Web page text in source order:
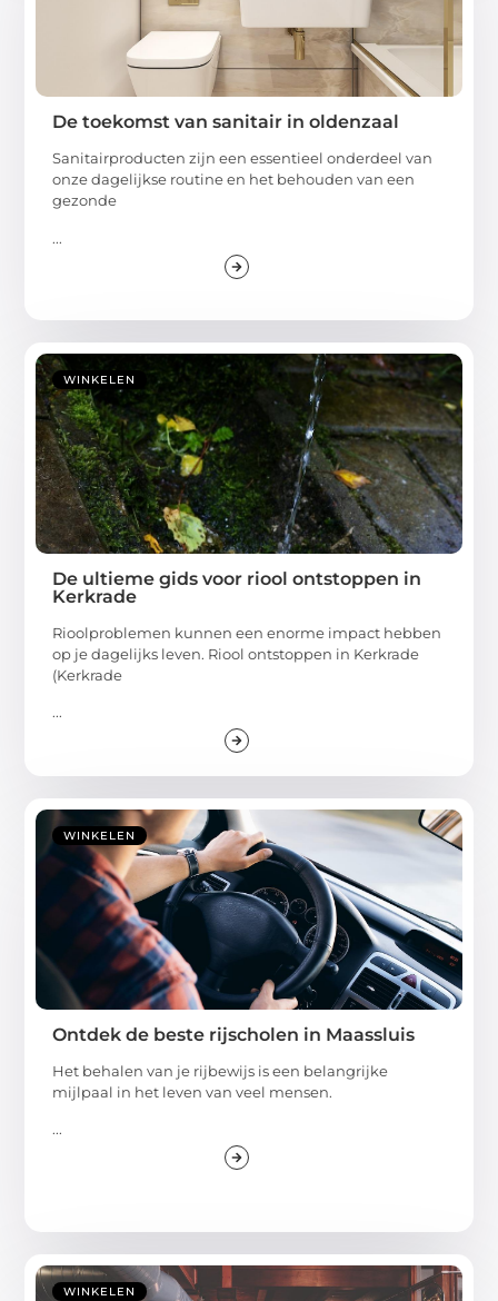
De toekomst van sanitair in oldenzaal
Sanitairproducten zijn een essentieel onderdeel van
onze dagelijkse routine en het behouden van een
gezonde
...
WINKELEN
De ultieme gids voor riool ontstoppen in
Kerkrade
Rioolproblemen kunnen een enorme impact hebben
op je dagelijks leven. Riool ontstoppen in Kerkrade
(Kerkrade
...
WINKELEN
Ontdek de beste rijscholen in Maassluis
Het behalen van je rijbewijs is een belangrijke
mijlpaal in het leven van veel mensen.
...
WINKELEN